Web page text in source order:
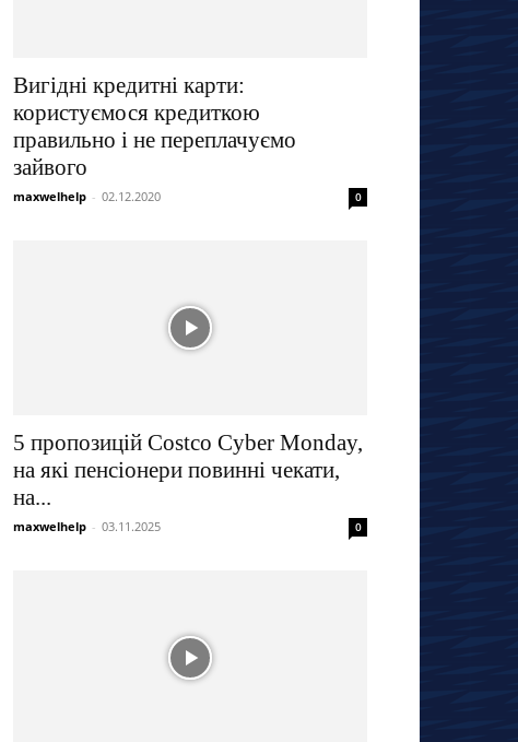
Вигідні кредитні карти:
користуємося кредиткою
правильно і не переплачуємо
зайвого
maxwelhelp - 02.12.2020 0
5 пропозицій Costco Cyber ​​​​Monday,
на які пенсіонери повинні чекати,
на...
maxwelhelp - 03.11.2025 0